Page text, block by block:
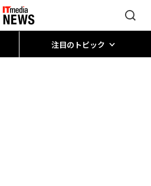
注目のトピック